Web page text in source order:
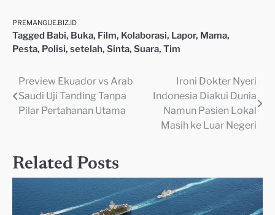
PREMANGUE.BIZ.ID
Tagged Babi, Buka, Film, Kolaborasi, Lapor, Mama,
Pesta, Polisi, setelah, Sinta, Suara, Tim
Navigasi
pos
Preview Ekuador vs Arab
Saudi Uji Tanding Tanpa
Pilar Pertahanan Utama
Ironi Dokter Nyeri
Indonesia Diakui Dunia
Namun Pasien Lokal
Masih ke Luar Negeri
Related Posts